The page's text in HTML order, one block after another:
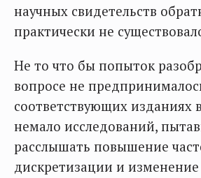
научных свидетельств
практически не
Не то что бы попыток
вопросе не
соответствующих изданиях
немало исследований,
расслышать повышение
дискретизации и